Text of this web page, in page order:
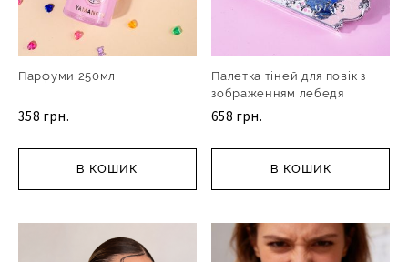
Парфуми 250мл
358 грн.
В КОШИК
Палетка тіней для повік з
зображенням лебедя
658 грн.
В КОШИК